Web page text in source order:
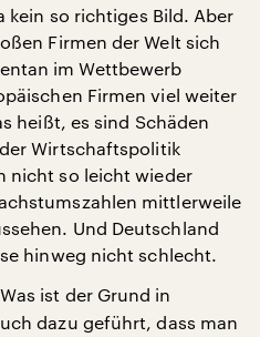
kein so richtiges Bild. Aber
Firmen der Welt sich
im Wettbewerb
Firmen viel weiter
heißt, es sind Schäden
Wirtschaftspolitik
nicht so leicht wieder
mittlerweile
Und Deutschland
hinweg nicht schlecht.
Was ist der Grund in
dazu geführt, dass man